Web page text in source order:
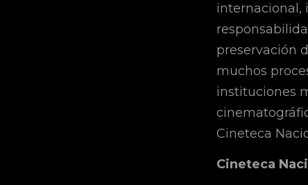
internacional,
preservación
muchos
instituciones
Cineteca
Cineteca